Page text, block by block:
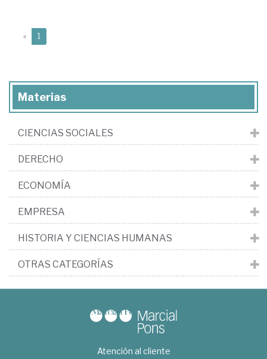
« 1
Materias
CIENCIAS SOCIALES
DERECHO
ECONOMÍA
EMPRESA
HISTORIA Y CIENCIAS HUMANAS
OTRAS CATEGORÍAS
Atención al cliente